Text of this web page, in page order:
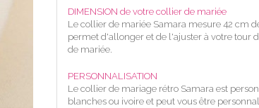
DIMENSION de votre collier de mariée
Le collier de mariée Samara mesure 42 cm
permet d'allonger et de l'ajuster à votre tour
de mariée.
PERSONNALISATION
Le collier de mariage rétro Samara est
blanches ou ivoire et peut vous être